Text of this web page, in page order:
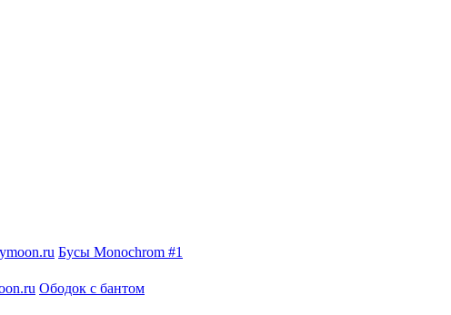
Бусы Monochrom #1
Ободок с бантом